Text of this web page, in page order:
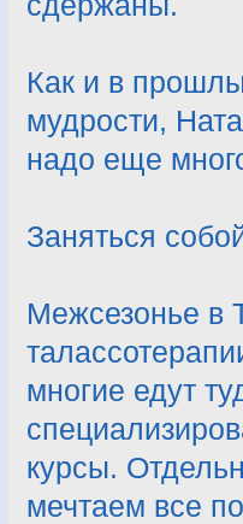
Как и в
мудрости,
надо еще
Заняться
Межсезонье в
многие едут
курсы.
мечтаем все